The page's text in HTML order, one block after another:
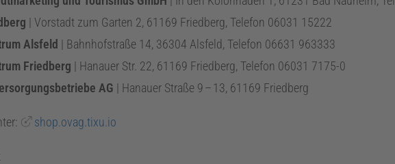
| Vorstadt zum Garten 2, 61169 Friedberg, Telefon 06031 15222
Alsfeld | Bahnhofstraße 14, 36304 Alsfeld, Telefon 06631 963333
Friedberg | Hanauer Str. 22, 61169 Friedberg, Telefon 06031 7175-0
AG | Hanauer Straße 9– 13, 61169 Friedberg
shop.ovag.tixu.io